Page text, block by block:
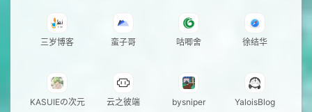
三岁博客 蛮子哥 咕唧舍 徐结华
KASUIEの次元 云之彼端 bysniper YaloisBlog